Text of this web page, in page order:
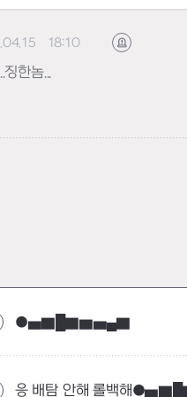
18:10 신고하기
한놈...
●▅▇█▇▆▅▄▇